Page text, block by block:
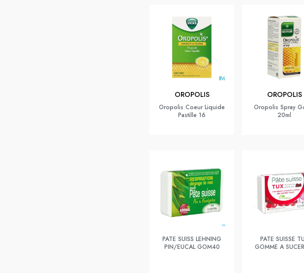
OROPOLIS
Oropolis Coeur Liquide
Pastille 16
OROPOLIS
Oropolis Spray
20ml
PATE SUISS LEHNING
PIN/EUCAL GOM40
PATE SUISSE
GOMME A